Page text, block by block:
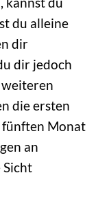
du alleine
dir
dir jedoch
die ersten
fünften Monat
an
Sicht